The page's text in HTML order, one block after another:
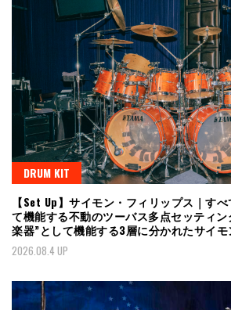
DRUM KIT
【Set Up】サイモン・フィリップス｜す
て機能する不動のツーバス多点セッティン
楽器”として機能する3層に分かれたサイ
2026.08.4 UP